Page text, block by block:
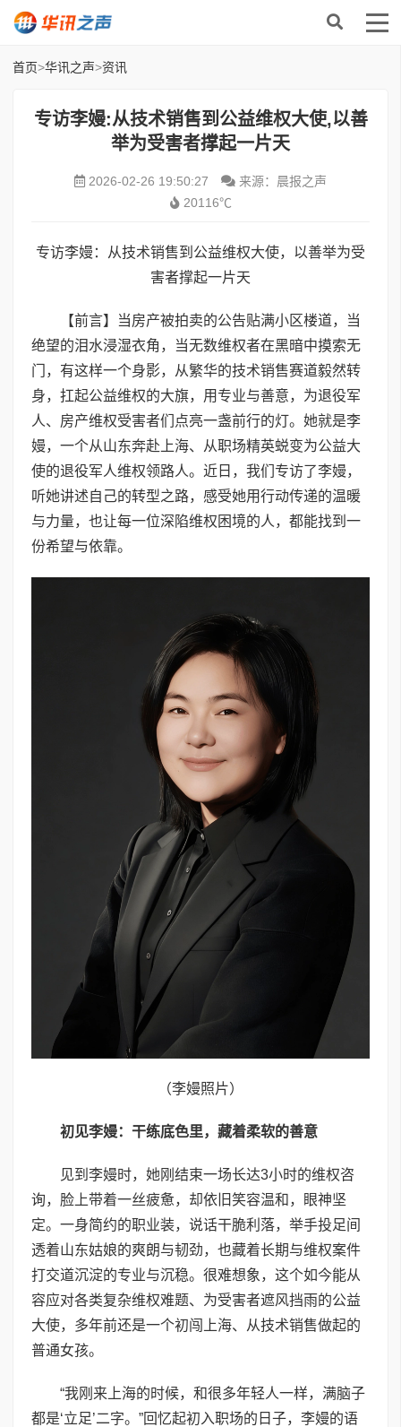
首页>华讯之声>资讯
专访李嫚:从技术销售到公益维权大使,以善
举为受害者撑起一片天
2026-02-26 19:50:27
来源：晨报之声
20116℃
专访李嫚：从技术销售到公益维权大使，以善举为受
害者撑起一片天
【前言】当房产被拍卖的公告贴满小区楼道，当
绝望的泪水浸湿衣角，当无数维权者在黑暗中摸索无
门，有这样一个身影，从繁华的技术销售赛道毅然转
身，扛起公益维权的大旗，用专业与善意，为退役军
人、房产维权受害者们点亮一盏前行的灯。她就是李
嫚，一个从山东奔赴上海、从职场精英蜕变为公益大
使的退役军人维权领路人。近日，我们专访了李嫚，
听她讲述自己的转型之路，感受她用行动传递的温暖
与力量，也让每一位深陷维权困境的人，都能找到一
份希望与依靠。
（李嫚照片）
初见李嫚：干练底色里，藏着柔软的善意
见到李嫚时，她刚结束一场长达3小时的维权咨
询，脸上带着一丝疲惫，却依旧笑容温和，眼神坚
定。一身简约的职业装，说话干脆利落，举手投足间
透着山东姑娘的爽朗与韧劲，也藏着长期与维权案件
打交道沉淀的专业与沉稳。很难想象，这个如今能从
容应对各类复杂维权难题、为受害者遮风挡雨的公益
大使，多年前还是一个初闯上海、从技术销售做起的
普通女孩。
“我刚来上海的时候，和很多年轻人一样，满脑子
都是‘立足’二字。”回忆起初入职场的日子，李嫚的语